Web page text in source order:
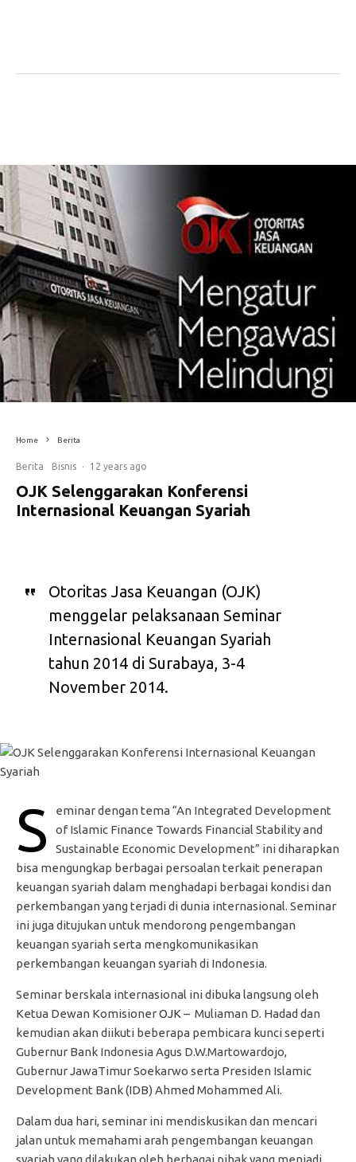
Home Berita
Berita Bisnis · 12 years ago
OJK Selenggarakan Konferensi
Internasional Keuangan Syariah
Otoritas Jasa Keuangan (OJK)
menggelar pelaksanaan Seminar
Internasional Keuangan Syariah
tahun 2014 di Surabaya, 3-4
November 2014.
S
eminar dengan tema “An Integrated Development
of Islamic Finance Towards Financial Stability and
Sustainable Economic Development” ini diharapkan
bisa mengungkap berbagai persoalan terkait penerapan
keuangan syariah dalam menghadapi berbagai kondisi dan
perkembangan yang terjadi di dunia internasional. Seminar
ini juga ditujukan untuk mendorong pengembangan
keuangan syariah serta mengkomunikasikan
perkembangan keuangan syariah di Indonesia.
Seminar berskala internasional ini dibuka langsung oleh
Ketua Dewan KomisionerOJK – Muliaman D. Hadad dan
kemudian akan diikuti beberapa pembicara kunci seperti
Gubernur Bank Indonesia Agus D.W.Martowardojo,
Gubernur JawaTimur Soekarwo serta Presiden Islamic
Development Bank (IDB) Ahmed Mohammed Ali.
Dalam dua hari, seminar ini mendiskusikan dan mencari
jalan untuk memahami arah pengembangan keuangan